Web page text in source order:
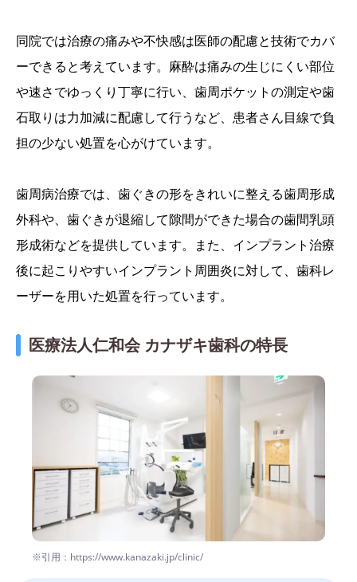
同院では治療の痛みや不快感は医師の配慮と技術でカバ
ーできると考えています。麻酔は痛みの生じにくい部位
や速さでゆっくり丁寧に行い、歯周ポケットの測定や歯
石取りは力加減に配慮して行うなど、患者さん目線で負
担の少ない処置を心がけています。
歯周病治療では、歯ぐきの形をきれいに整える歯周形成
外科や、歯ぐきが退縮して隙間ができた場合の歯間乳頭
形成術などを提供しています。また、インプラント治療
後に起こりやすいインプラント周囲炎に対して、歯科レ
ーザーを用いた処置を行っています。
医療法人仁和会 カナザキ歯科の特長
※引用：https://www.kanazaki.jp/clinic/